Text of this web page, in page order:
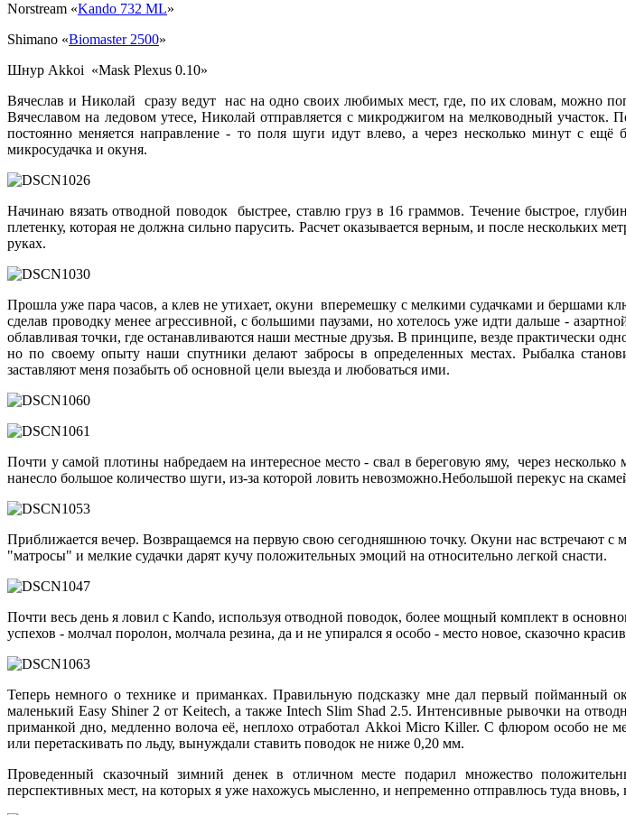
Norstream «Kando 732 ML»
Shimano «Biomaster 2500»
Шнур Akkoi «Mask Plexus 0.10»
Вячеслав и Николай сразу ведут нас на одно своих любимых мест, где, по их словам, можно
Вячеславом на ледовом утесе, Николай отправляется с микроджигом на мелководный
постоянно меняется направление - то поля шуги идут влево, а через несколько минут с
микросудачка и окуня.
Начинаю вязать отводной поводок быстрее, ставлю груз в 16 граммов. Течение быстрое,
плетенку, которая не должна сильно парусить. Расчет оказывается верным, и после нескольких
руках.
Прошла уже пара часов, а клев не утихает, окуни вперемешку с мелкими судачками и бершами
сделав проводку менее агрессивной, с большими паузами, но хотелось уже идти дальше -
облавливая точки, где останавливаются наши местные друзья. В принципе, везде практически
но по своему опыту наши спутники делают забросы в определенных местах. Рыбалка
заставляют меня позабыть об основной цели выезда и любоваться ими.
Почти у самой плотины набредаем на интересное место - свал в береговую яму, через
нанесло большое количество шуги, из-за которой ловить невозможно.Небольшой перекус на
Приближается вечер. Возвращаемся на первую свою сегодняшнюю точку. Окуни нас встречают
"матросы" и мелкие судачки дарят кучу положительных эмоций на относительно легкой снасти.
Почти весь день я ловил с Kando, используя отводной поводок, более мощный комплект в
успехов - молчал поролон, молчала резина, да и не упирался я особо - место новое, сказочно
Теперь немного о технике и приманках. Правильную подсказку мне дал первый пойманный
маленький Easy Shiner2 от Keitech, а также Intech Slim Shad 2.5. Интенсивные рывочки на
приманкой дно, медленно волоча её, неплохо отработал Akkoi Micro Killer. С флюром особо не
или перетаскивать по льду, вынуждали ставить поводок не ниже 0,20 мм.
Проведенный сказочный зимний денек в отличном месте подарил множество
перспективных мест, на которых я уже нахожусь мысленно, и непременно отправлюсь туда вновь,